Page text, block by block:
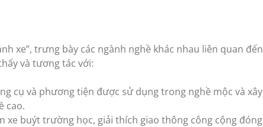
xe”, trưng bày các ngành nghề khác nhau liên quan
và tương tác với:
cụ và phương tiện được sử dụng trong nghề mộc và
cao.
xe buýt trường học, giải thích giao thông công cộng